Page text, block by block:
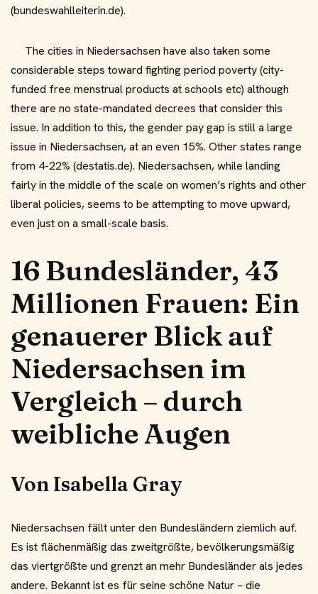
(bundeswahlleiterin.de).
The cities in Niedersachsen have also taken some
considerable steps toward fighting period poverty (city-
funded free menstrual products at schools etc) although
there are no state-mandated decrees that consider this
issue. In addition to this, the gender pay gap is still a large
issue in Niedersachsen, at an even 15%. Other states range
from 4-22% (destatis.de). Niedersachsen, while landing
fairly in the middle of the scale on women’s rights and other
liberal policies, seems to be attempting to move upward,
even just on a small-scale basis.
16 Bundesländer, 43
Millionen Frauen: Ein
genauerer Blick auf
Niedersachsen im
Vergleich – durch
weibliche Augen
Von Isabella Gray
Niedersachsen fällt unter den Bundesländern ziemlich auf.
Es ist flächenmäßig das zweitgrößte, bevölkerungsmäßig
das viertgrößte und grenzt an mehr Bundesländer als jedes
andere. Bekannt ist es für seine schöne Natur – die